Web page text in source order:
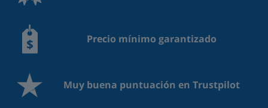
Precio mínimo garantizado
Muy buena puntuación en Trustpilot